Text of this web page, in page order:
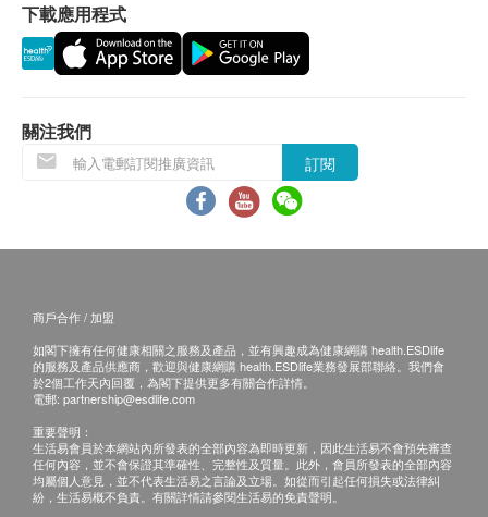
日常生活及工作所需
量度眼壓
害，最嚴重可致失明
檢測斜視、調節能力、眼球追蹤運動等視覺功能，
雙眼協調出現問題或會引致視力模糊、出現重影及
色覺普查
檢測分辨顏色的能力，部分色弱或色盲有遺傳性，
更可影響生活及工作
立體視覺
良好的立體視覺幫助準確判斷距離及物件的立體形
狀，對運動表現亦十分重要
眼睛及聽覺檢查計劃兌換信的有效期為3個月，客
戶必須於有效期內(由確認付款日期起計)完成有關
檢查服務，逾期作廢。
眼睛檢查報告
進行檢查後，一般情況下，需大概10個工作天(工
作天不包括星期六、日及公眾假期)跟進檢查報
客人可選擇於相關中心或任何一間眼鏡88分店領取
眼睛檢查報告 - 備註
律作銷毀處理。
客人須妥善保存報告，如有遺失，損壞或報告已銷
毀，補領需收費$100 (每份報告)
下載應用程式
關注我們
訂閱
商戶合作 / 加盟
如閣下擁有任何健康相關之服務及產品，並有興趣成為健康網購 health.ESDlife
的服務及產品供應商，歡迎與健康網購 health.ESDlife業務發展部聯絡。我們會
於2個工作天內回覆，為閣下提供更多有關合作詳情。
電郵: partnership@esdlife.com
重要聲明：
生活易會員於本網站內所發表的全部內容為即時更新，因此生活易不會預先審查
任何內容，並不會保證其準確性、完整性及質量。此外，會員所發表的全部內容
均屬個人意見，並不代表生活易之言論及立場。如從而引起任何損失或法律糾
紛，生活易概不負責。有關詳情請參閱生活易的免責聲明。